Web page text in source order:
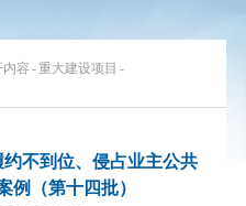
容 -重大建设项目 -
不到位、侵占业主公共
例（第十四批）